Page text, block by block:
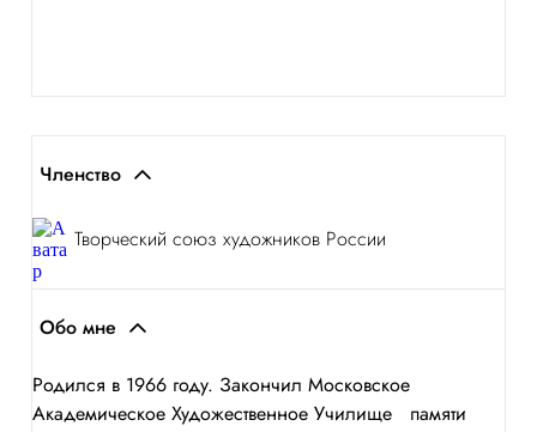
Членство
Творческий союз художников России
Обо мне
Родился в 1966 году. Закончил Московское
Академическое Художественное Училище памяти